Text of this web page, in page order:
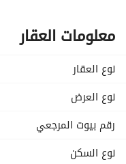
معلومات العقار
نوع العقار
نوع العرض
رقم بيوت المرجعي
نوع السكن